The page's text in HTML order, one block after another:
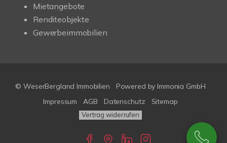
Mietangebote
Renditeobjekte
Gewerbeimmobilien
© WeserBergland Immobilien Powered by Immonia GmbH
Impressum
AGB Datenschutz Sitemap
Vertrag widerrufen